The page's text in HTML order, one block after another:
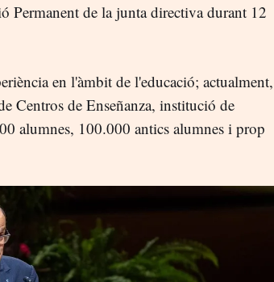
Permanent de la junta directiva durant 12
en l'àmbit de l'educació; actualment,
Centros de Enseñanza, institució de
alumnes, 100.000 antics alumnes i prop